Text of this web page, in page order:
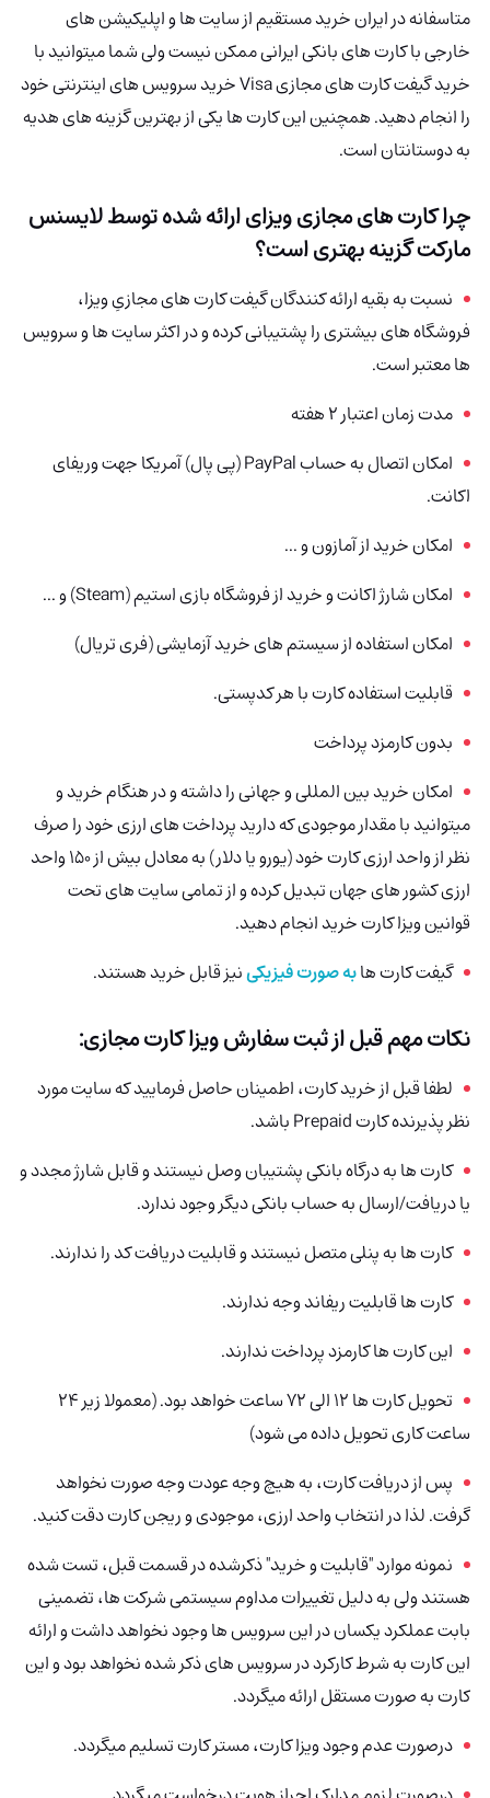
متاسفانه در ایران خرید مستقیم از سایت ها و اپلیکیشن های
خارجی با کارت های بانکی ایرانی ممکن نیست ولی شما میتوانید با
خرید گیفت کارت های مجازی Visa خرید سرویس های اینترنتی خود
را انجام دهید. همچنین این کارت ها یکی از بهترین گزینه های هدیه
به دوستانتان است.
چرا کارت های مجازی ویزای ارائه شده توسط لایسنس
مارکت گزینه بهتری است؟
نسبت به بقیه ارائه کنندگان گیفت کارت های مجازیِ ویزا،
فروشگاه های بیشتری را پشتیبانی کرده و در اکثر سایت ها و سرویس
ها معتبر است.
مدت زمان اعتبار 2 هفته
امکان اتصال به حساب PayPal (پی پال) آمریکا جهت وریفای
اکانت.
امکان خرید از آمازون و ...
امکان شارژ اکانت و خرید از فروشگاه بازی استیم (Steam) و ...
امکان استفاده از سیستم های خرید آزمایشی (فری تریال)
قابلیت استفاده کارت با هر کدپستی.
بدون کارمزد پرداخت
امکان خرید بین المللی و جهانی را داشته و در هنگام خرید و
میتوانید با مقدار موجودی که دارید پرداخت های ارزی خود را صرف
نظر از واحد ارزی کارت خود (یورو یا دلار) به معادل بیش از 150 واحد
ارزی کشور های جهان تبدیل کرده و از تمامی سایت های تحت
قوانین ویزا کارت خرید انجام دهید.
گیفت کارت هابه صورت فیزیکینیز قابل خرید هستند.
نکات مهم قبل از ثبت سفارش ویزا کارت مجازی:
لطفا قبل از خرید کارت، اطمینان حاصل فرمایید که سایت مورد
نظر پذیرنده کارت Prepaid باشد.
کارت ها به درگاه بانکی پشتیبان وصل نیستند و قابل شارژ مجدد و
یا دریافت/ارسال به حساب بانکی دیگر وجود ندارد.
کارت ها به پنلی متصل نیستند و قابلیت دریافت کد را ندارند.
کارت ها قابلیت ریفاند وجه ندارند.
این کارت ها کارمزد پرداخت ندارند.
تحویل کارت ها 12 الی 72 ساعت خواهد بود. (معمولا زیر 24
ساعت کاری تحویل داده می شود)
پس از دریافت کارت، به هیچ وجه عودت وجه صورت نخواهد
گرفت. لذا در انتخاب واحد ارزی، موجودی و ریجن کارت دقت کنید.
نمونه موارد "قابلیت و خرید" ذکرشده در قسمت قبل، تست شده
هستند ولی به دلیل تغییرات مداوم سیستمی شرکت ها، تضمینی
بابت عملکرد یکسان در این سرویس ها وجود نخواهد داشت و ارائه
این کارت به شرط کارکرد در سرویس های ذکر شده نخواهد بود و این
کارت به صورت مستقل ارائه میگردد.
درصورت عدم وجود ویزا کارت، مستر کارت تسلیم میگردد.